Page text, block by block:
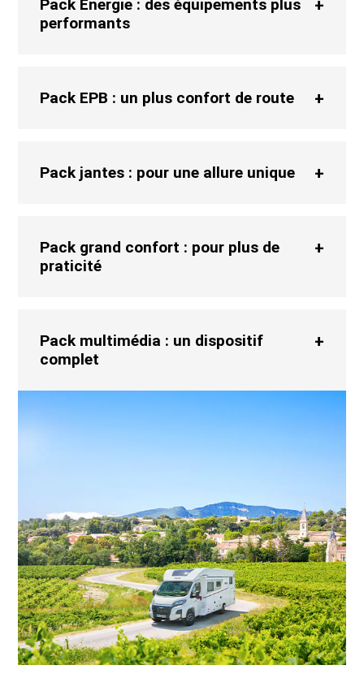
Pack Énergie : des équipements plus
performants
Pack EPB : un plus confort de route
Pack jantes : pour une allure unique
Pack grand confort : pour plus de
praticité
Pack multimédia : un dispositif
complet